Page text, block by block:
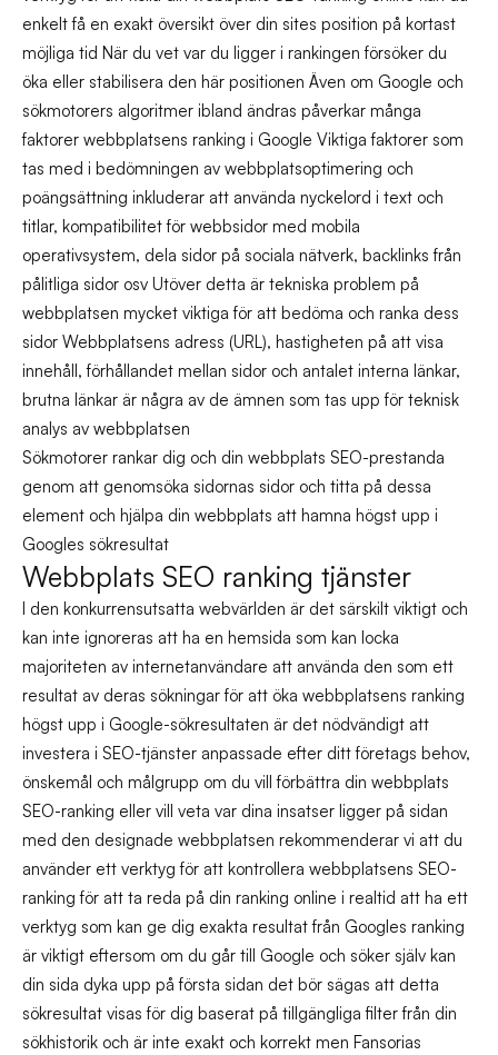
enkelt få en exakt översikt över din sites position på kortast
möjliga tid När du vet var du ligger i rankingen försöker du
öka eller stabilisera den här positionen Även om Google och
sökmotorers algoritmer ibland ändras påverkar många
faktorer webbplatsens ranking i Google Viktiga faktorer som
tas med i bedömningen av webbplatsoptimering och
poängsättning inkluderar att använda nyckelord i text och
titlar, kompatibilitet för webbsidor med mobila
operativsystem, dela sidor på sociala nätverk, backlinks från
pålitliga sidor osv Utöver detta är tekniska problem på
webbplatsen mycket viktiga för att bedöma och ranka dess
sidor Webbplatsens adress (URL), hastigheten på att visa
innehåll, förhållandet mellan sidor och antalet interna länkar,
brutna länkar är några av de ämnen som tas upp för teknisk
analys av webbplatsen
Sökmotorer rankar dig och din webbplats SEO-prestanda
genom att genomsöka sidornas sidor och titta på dessa
element och hjälpa din webbplats att hamna högst upp i
Googles sökresultat
Webbplats SEO ranking tjänster
I den konkurrensutsatta webvärlden är det särskilt viktigt och
kan inte ignoreras att ha en hemsida som kan locka
majoriteten av internetanvändare att använda den som ett
resultat av deras sökningar för att öka webbplatsens ranking
högst upp i Google-sökresultaten är det nödvändigt att
investera i SEO-tjänster anpassade efter ditt företags behov,
önskemål och målgrupp om du vill förbättra din webbplats
SEO-ranking eller vill veta var dina insatser ligger på sidan
med den designade webbplatsen rekommenderar vi att du
använder ett verktyg för att kontrollera webbplatsens SEO-
ranking för att ta reda på din ranking online i realtid att ha ett
verktyg som kan ge dig exakta resultat från Googles ranking
är viktigt eftersom om du går till Google och söker själv kan
din sida dyka upp på första sidan det bör sägas att detta
sökresultat visas för dig baserat på tillgängliga filter från din
sökhistorik och är inte exakt och korrekt men Fansorias